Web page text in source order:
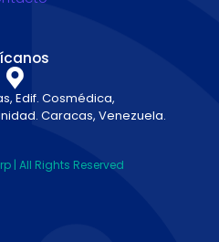
Edif. Cosmédica,
Caracas, Venezuela.
| All Rights Reserved